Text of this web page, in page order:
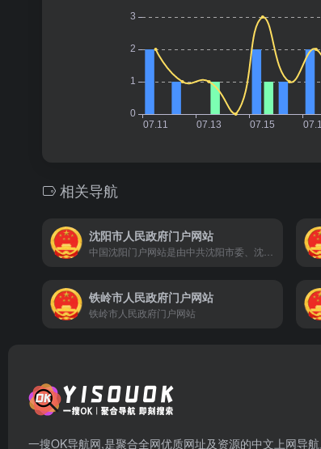
相关导航
沈阳市人民政府门户网站
铁岭市人民政府门户网站
铁岭市人民政府门户网站
一搜OK导航网,是聚合全网优质网址及资源的中文上网导